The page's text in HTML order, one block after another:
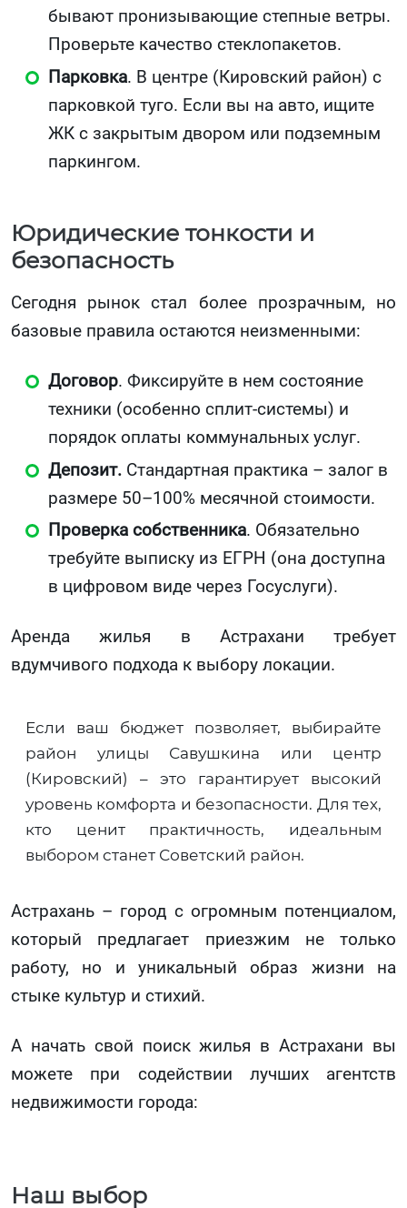
бывают пронизывающие степные ветры.
Проверьте качество стеклопакетов.
Парковка. В центре (Кировский район) с
парковкой туго. Если вы на авто, ищите
ЖК с закрытым двором или подземным
паркингом.
Юридические тонкости и
безопасность
Сегодня рынок стал более прозрачным, но
базовые правила остаются неизменными:
Договор. Фиксируйте в нем состояние
техники (особенно сплит-системы) и
порядок оплаты коммунальных услуг.
Депозит. Стандартная практика – залог в
размере 50–100% месячной стоимости.
Проверка собственника. Обязательно
требуйте выписку из ЕГРН (она доступна
в цифровом виде через Госуслуги).
Аренда жилья в Астрахани требует
вдумчивого подхода к выбору локации.
Если ваш бюджет позволяет, выбирайте
район улицы Савушкина или центр
(Кировский) – это гарантирует высокий
уровень комфорта и безопасности. Для тех,
кто ценит практичность, идеальным
выбором станет Советский район.
Астрахань – город с огромным потенциалом,
который предлагает приезжим не только
работу, но и уникальный образ жизни на
стыке культур и стихий.
А начать свой поиск жилья в Астрахани вы
можете при содействии лучших агентств
недвижимости города:
Наш выбор